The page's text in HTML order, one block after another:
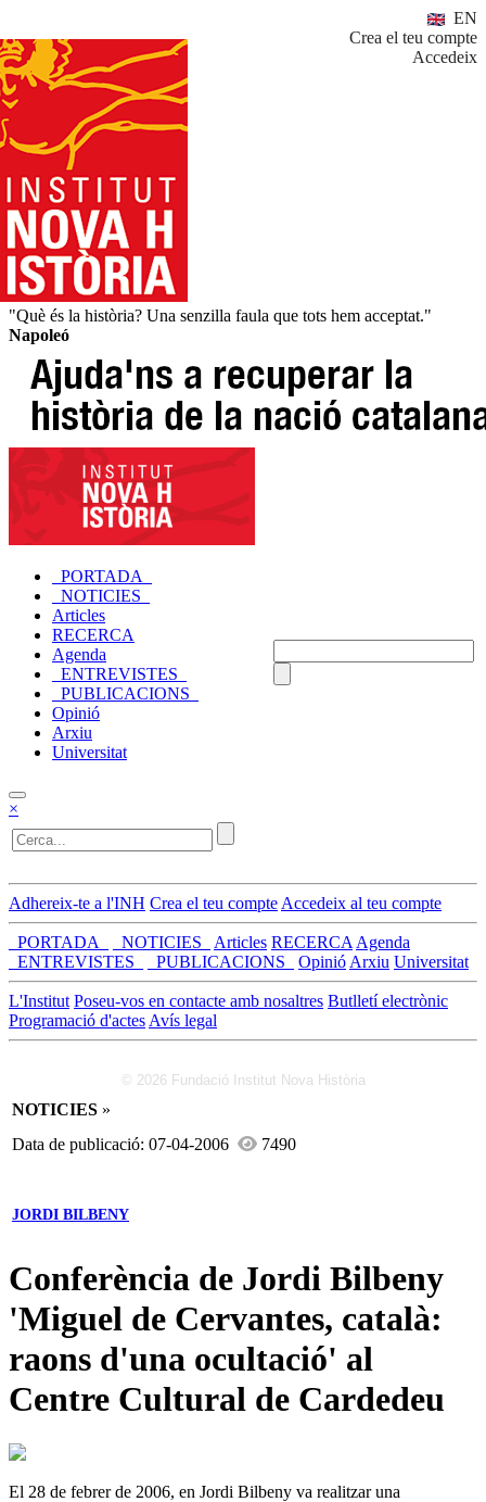
EN
Crea el teu compte
Accedeix
"Què és la història? Una senzilla faula que tots hem acceptat."
Napoleó
_PORTADA_
_NOTICIES_
Articles
RECERCA
Agenda
_ENTREVISTES_
_PUBLICACIONS_
Opinió
Arxiu
Universitat
×
Adhereix-te a l'INH Crea el teu compte Accedeix al teu compte
_PORTADA_ _NOTICIES_ Articles RECERCA Agenda
_ENTREVISTES_
_PUBLICACIONS_ Opinió Arxiu Universitat
L'Institut Poseu-vos en contacte amb nosaltres Butlletí electrònic
Programació d'actes Avís legal
© 2026 Fundació Institut Nova Història
NOTICIES »
Data de publicació: 07-04-2006
7490
JORDI BILBENY
Conferència de Jordi Bilbeny
'Miguel de Cervantes, català:
raons d'una ocultació' al
Centre Cultural de Cardedeu
El 28 de febrer de 2006, en Jordi Bilbeny va realitzar una